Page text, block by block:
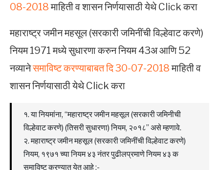
08-2018माहिती व शासन निर्णयासाठी येथे Click करा
महाराष्ट्र जमीन महसूल (सरकारी जमिनींची विल्हेवाट करणे)
नियम 1971 मध्ये सुधारणा करुन नियम 43अ आणि 52
नव्यानेसमाविष्ट करण्याबाबत दि 30-07-2018माहिती व
शासन निर्णयासाठी येथे Click करा
१. या नियमांना, “महाराष्ट्र जमीन महसूल (सरकारी जमिनीची
विल्हेवाट करणे) (तिसरी सुधारणा) नियम, २०१८” असे म्हणावे.
२. महाराष्ट्र जमीन महसूल (सरकारी जमिनींची विल्हेवाट करणे)
नियम, १९७१ च्या नियम ४३ नंतर पुढीलप्रमाणे नियम ४३ क
समाविष्ट करण्यात येत आहे :-